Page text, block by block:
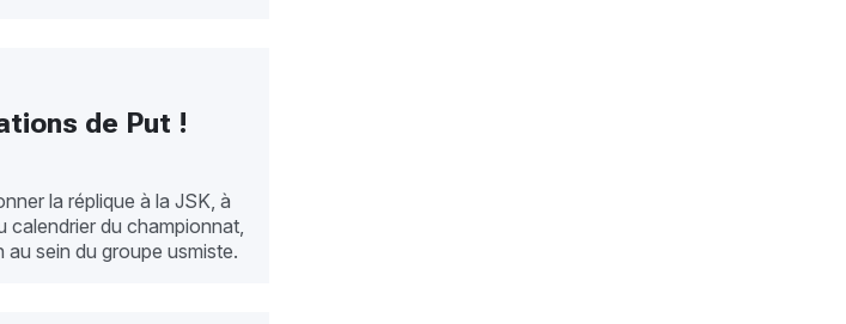
de Put !
la réplique à la JSK, à
calendrier du championnat,
sein du groupe usmiste.